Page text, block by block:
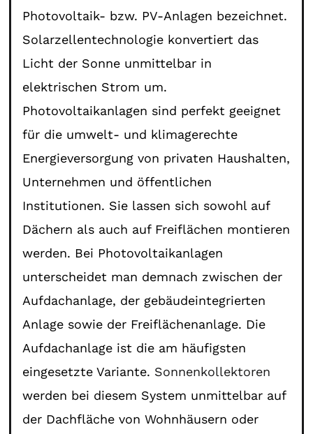
Photovoltaik- bzw. PV-Anlagen bezeichnet.
Solarzellentechnologie konvertiert das
Licht der Sonne unmittelbar in
elektrischen Strom um.
Photovoltaikanlagen sind perfekt geeignet
für die umwelt- und klimagerechte
Energieversorgung von privaten Haushalten,
Unternehmen und öffentlichen
Institutionen. Sie lassen sich sowohl auf
Dächern als auch auf Freiflächen montieren
werden. Bei Photovoltaikanlagen
unterscheidet man demnach zwischen der
Aufdachanlage, der gebäudeintegrierten
Anlage sowie der Freiflächenanlage. Die
Aufdachanlage ist die am häufigsten
eingesetzte Variante. Sonnenkollektoren
werden bei diesem System unmittelbar auf
der Dachfläche von Wohnhäusern oder